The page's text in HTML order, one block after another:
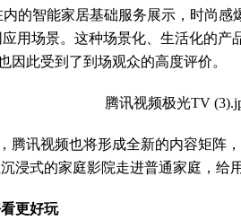
内的智能家居基础服务展示，时尚
用场景。这种场景化、生活化的产
因此受到了到场观众的高度评价。
讯视频也将形成全新的内容矩阵
浸式的家庭影院走进普通家庭，给
更好玩